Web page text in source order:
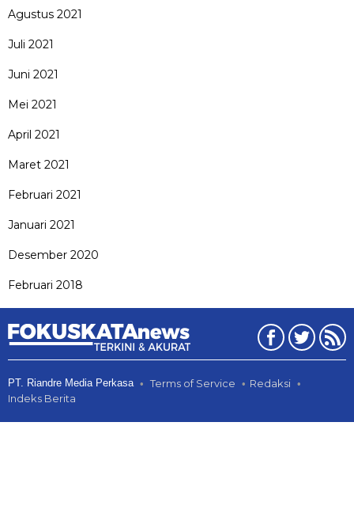
Agustus 2021
Juli 2021
Juni 2021
Mei 2021
April 2021
Maret 2021
Februari 2021
Januari 2021
Desember 2020
Februari 2018
PT. Riandre Media Perkasa Terms of Service
Redaksi
Indeks Berita